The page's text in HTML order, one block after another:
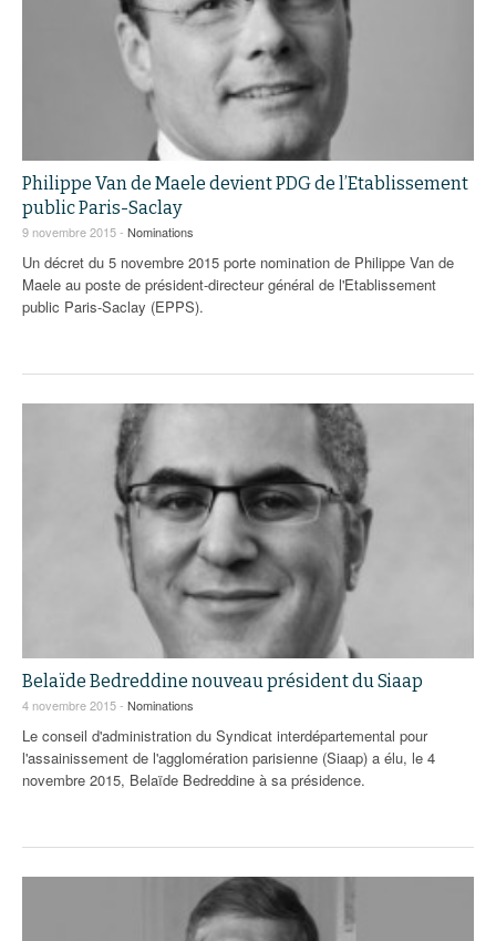
Philippe Van de Maele devient PDG de l’Etablissement
public Paris-Saclay
9 novembre 2015 - Nominations
Un décret du 5 novembre 2015 porte nomination de Philippe Van de
Maele au poste de président-directeur général de l'Etablissement
public Paris-Saclay (EPPS).
Belaïde Bedreddine nouveau président du Siaap
4 novembre 2015 - Nominations
Le conseil d'administration du Syndicat interdépartemental pour
l'assainissement de l'agglomération parisienne (Siaap) a élu, le 4
novembre 2015, Belaïde Bedreddine à sa présidence.